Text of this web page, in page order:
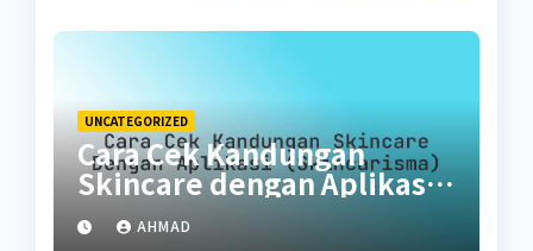
UNCATEGORIZED
Cara Cek Kandungan
Skincare dengan Aplikasi
(SkinCarisma)
AHMAD